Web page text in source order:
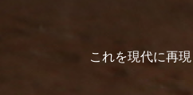
これを現代に再